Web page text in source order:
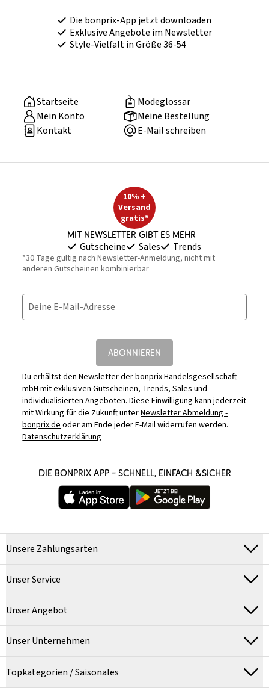
Die bonprix-App jetzt downloaden
Exklusive Angebote im Newsletter
Style-Vielfalt in Größe 36-54
Startseite
Modeglossar
Mein Konto
Meine Bestellung
Kontakt
E-Mail schreiben
10% +
Versand
gratis*
Mit Newsletter gibt es mehr
Gutscheine Sales Trends
*30 Tage gültig nach Newsletter-Anmeldung, nicht mit
anderen Gutscheinen kombinierbar
Deine E-Mail-Adresse
ABONNIEREN
Du erhältst den Newsletter der bonprix Handelsgesellschaft
mbH mit exklusiven Gutscheinen, Trends, Sales und
individualisierten Angeboten. Diese Einwilligung kann jederzeit
mit Wirkung für die Zukunft unterNewsletter Abmeldung -
bonprix.deoder am Ende jeder E-Mail widerrufen werden.
Datenschutzerklärung
DIE BONPRIX APP – SCHNELL, EINFACH &SICHER
Unsere Zahlungsarten
Unser Service
Unser Angebot
Unser Unternehmen
Topkategorien / Saisonales